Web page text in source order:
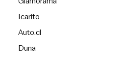
Icarito
Auto.cl
DunaOpens in new window